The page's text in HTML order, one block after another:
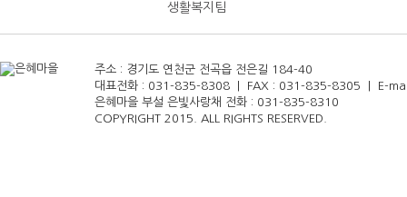
생활복지팀
주소 : 경기도 연천군 전곡읍 전은길 184-40
대표전화 : 031-835-8308 | FAX : 031-835-8305 | E-
은혜마을 부설 은빛사랑채 전화 : 031-835-8310
COPYRIGHT 2015. ALL RIGHTS RESERVED.